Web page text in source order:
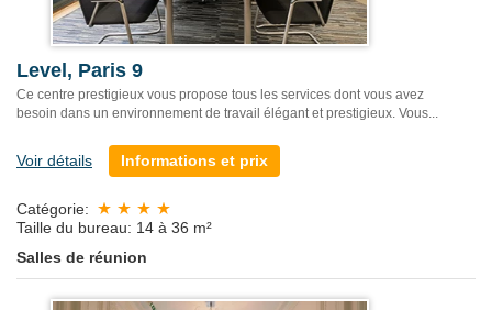
Level, Paris 9
Ce centre prestigieux vous propose tous les services dont vous avez
besoin dans un environnement de travail élégant et prestigieux. Vous...
Voir détails Informations et prix
Catégorie:
Taille du bureau: 14 à 36 m²
Salles de réunion